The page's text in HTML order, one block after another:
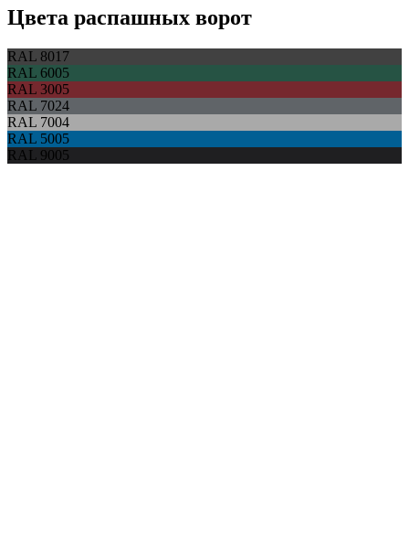
Цвета распашных ворот
RAL 8017
RAL 6005
RAL 3005
RAL 7024
RAL 7004
RAL 5005
RAL 9005